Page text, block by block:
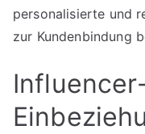
personalisierte und
zur Kundenbindung